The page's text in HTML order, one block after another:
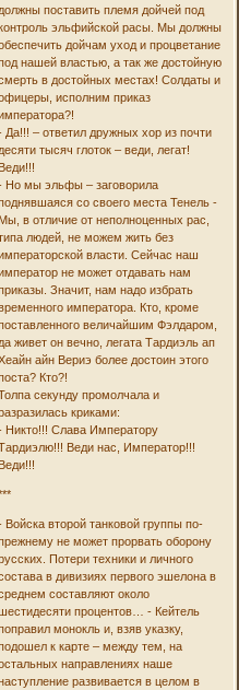
должны поставить племя дойчей под
эльфийской расы. Мы должны
дойчам уход и процветание
нашей властью, а так же достойную
в достойных местах! Солдаты и
исполним приказ
Да!!! – ответил дружных хор из почти
десяти тысяч глоток – веди, легат!
Веди!!!
Но мы эльфы – заговорила
со своего места Тенель -
Мы, в отличие от неполноценных рас,
людей, не можем жить без
власти. Сейчас наш
не может отдавать нам
Значит, нам надо избрать
императора. Кто, кроме
величайшим Фэлдаром,
да живет он вечно, легата Тардиэль ап
айн Вериэ более достоин этого
Кто?!
секунду промолчала и
криками:
Никто!!! Слава Императору
Веди нас, Император!!!
Веди!!!
Войска второй танковой группы по-
не может прорвать оборону
Потери техники и личного
в дивизиях первого эшелона в
составляют около
процентов… - Кейтель
монокль и, взяв указку,
к карте – между тем, на
направлениях наше
развивается в целом в